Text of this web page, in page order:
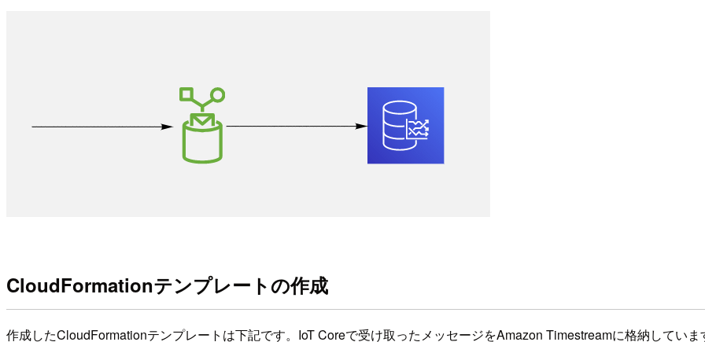
CloudFormationテンプレートの作成
作成したCloudFormationテンプレートは下記です。IoT Coreで受け取ったメッセージをAmazon Timestreamに格納していま